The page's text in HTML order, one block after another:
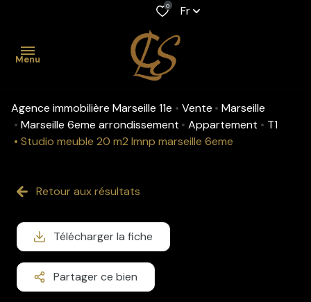
0 Fr
Menu
accueil
acheter
Appartement
Viager
Fonds de
commerce
professionnelle
Appartement
vendus
estimation
Agence immobilière Marseille 11e Vente
Marseille
Marseille 6eme arrondissement
Appartement
T1
Studio meuble 20 m2 lmnp marseille 6eme
Retour aux résultats
Télécharger la fiche
Partager ce bien